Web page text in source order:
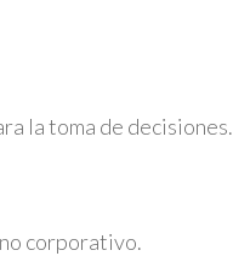
la toma de decisiones.
corporativo.